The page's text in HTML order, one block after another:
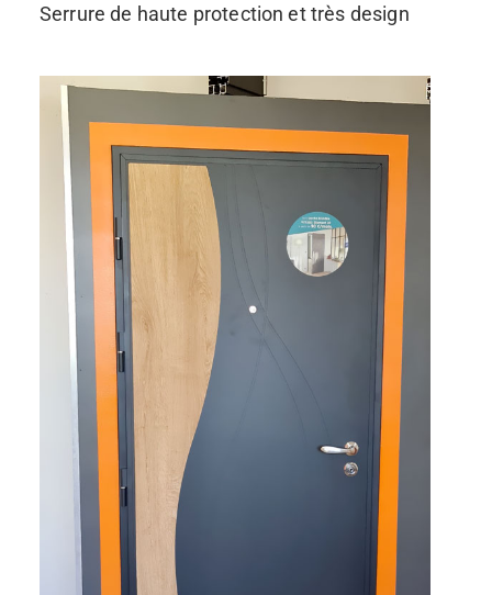
Serrure de haute protection et très design